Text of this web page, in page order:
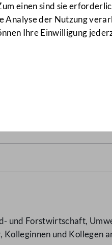
einen sind sie
Analyse der Nutzung
Ihre Einwilligung
und Forstwirtschaft,
und Kollegen